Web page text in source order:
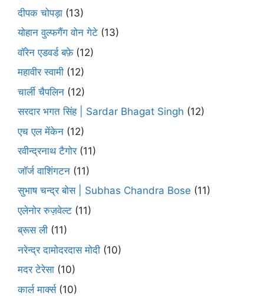
दीपक चोपड़ा (13)
योहान वुल्फगैंग वोन गेटे (13)
वॉरेन एडवर्ड बफ़े(12)
महावीर स्वामी (12)
चार्ली चैपलिन (12)
सरदार भगत सिंह | Sardar Bhagat Singh (12)
एच एल मेंकेन (12)
रवीन्द्रनाथ टैगोर(11)
जॉर्ज वाशिंगटन (11)
सुभाष चन्द्र बोस | Subhas Chandra Bose (11)
एलेनोर रुज़वेल्ट (11)
ब्रूस ली (11)
नरेन्द्र दामोदरदास मोदी (10)
मदर टेरेसा (10)
कार्ल मार्क्स(10)